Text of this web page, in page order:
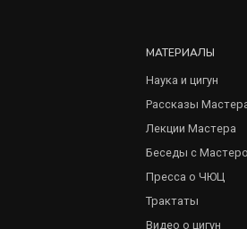
МАТЕРИАЛЫ
Наука и цигун
Рассказы
Лекции Мастера
Беседы с
Пресса о ЧЮЦ
Трактаты
Видео о цигун